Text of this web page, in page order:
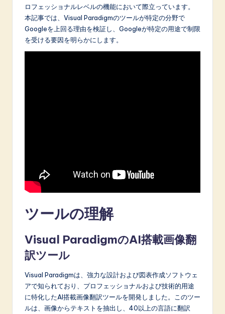
ロフェッショナルレベルの機能において際立っています。
本記事では、Visual Paradigmのツールが特定の分野で
Googleを上回る理由を検証し、Googleが特定の用途で制限
を受ける要因を明らかにします。
ツールの理解
Visual ParadigmのAI搭載画像翻
訳ツール
Visual Paradigmは、強力な設計および図表作成ソフトウェ
アで知られており、プロフェッショナルおよび技術的用途
に特化したAI搭載画像翻訳ツールを開発しました。このツー
ルは、画像からテキストを抽出し、40以上の言語に翻訳